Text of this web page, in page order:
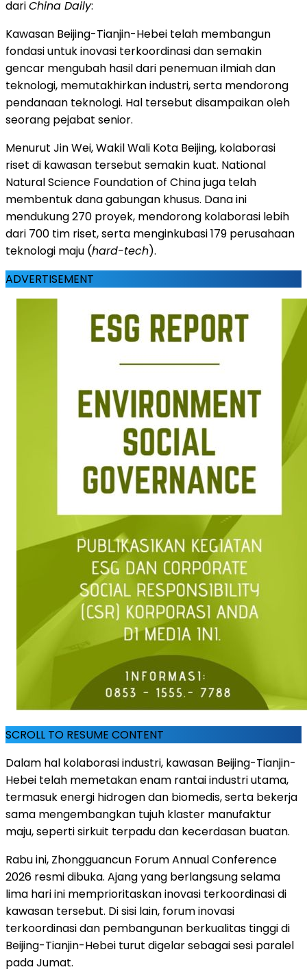
dariChina Daily:
Kawasan Beijing-Tianjin-Hebei telah membangun
fondasi untuk inovasi terkoordinasi dan semakin
gencar mengubah hasil dari penemuan ilmiah dan
teknologi, memutakhirkan industri, serta mendorong
pendanaan teknologi. Hal tersebut disampaikan oleh
seorang pejabat senior.
Menurut Jin Wei, Wakil Wali Kota Beijing, kolaborasi
riset di kawasan tersebut semakin kuat. National
Natural Science Foundation of China juga telah
membentuk dana gabungan khusus. Dana ini
mendukung 270 proyek, mendorong kolaborasi lebih
dari 700 tim riset, serta menginkubasi 179 perusahaan
teknologi maju (hard-tech).
ADVERTISEMENT
SCROLL TO RESUME CONTENT
Dalam hal kolaborasi industri, kawasan Beijing-Tianjin-
Hebei telah memetakan enam rantai industri utama,
termasuk energi hidrogen dan biomedis, serta bekerja
sama mengembangkan tujuh klaster manufaktur
maju, seperti sirkuit terpadu dan kecerdasan buatan.
Rabu ini, Zhongguancun Forum Annual Conference
2026 resmi dibuka. Ajang yang berlangsung selama
lima hari ini memprioritaskan inovasi terkoordinasi di
kawasan tersebut. Di sisi lain, forum inovasi
terkoordinasi dan pembangunan berkualitas tinggi di
Beijing-Tianjin-Hebei turut digelar sebagai sesi paralel
pada Jumat.